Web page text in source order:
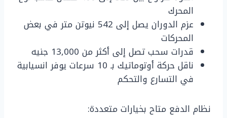
المحرك
عزم الدوران يصل إلى 542 نيوتن متر في بعض
المحركات
قدرات سحب تصل إلى أكثر من 13,000 جنيه
ناقل حركة أوتوماتيك بـ 10 سرعات يوفر انسيابية
في التسارع والتحكم
نظام الدفع متاح بخيارات متعددة: